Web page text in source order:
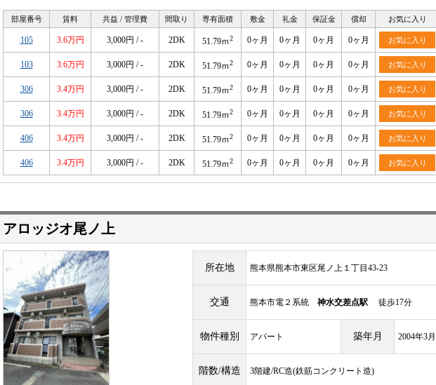
部屋番号 賃料 共益 / 管理費 間取り 専有面積 敷金 礼金 保証金 償却 お気に入り
105 3.6万円 3,000円 / - 2DK 51.79ｍ2 0ヶ月 0ヶ月 0ヶ月 0ヶ月 お気に入り
103 3.6万円 3,000円 / - 2DK 51.79ｍ2 0ヶ月 0ヶ月 0ヶ月 0ヶ月 お気に入り
306 3.4万円 3,000円 / - 2DK 51.79ｍ2 0ヶ月 0ヶ月 0ヶ月 0ヶ月 お気に入り
306 3.4万円 3,000円 / - 2DK 51.79ｍ2 0ヶ月 0ヶ月 0ヶ月 0ヶ月 お気に入り
406 3.4万円 3,000円 / - 2DK 51.79ｍ2 0ヶ月 0ヶ月 0ヶ月 0ヶ月 お気に入り
406 3.4万円 3,000円 / - 2DK 51.79ｍ2 0ヶ月 0ヶ月 0ヶ月 0ヶ月 お気に入り
アロッジオ尾ノ上
所在地 熊本県熊本市東区尾ノ上１丁目43-23
交通 熊本市電２系統 神水交差点駅 徒歩17分
物件種別 アパート 築年月 2004年3月
階数/構造 3階建/RC造(鉄筋コンクリート造)